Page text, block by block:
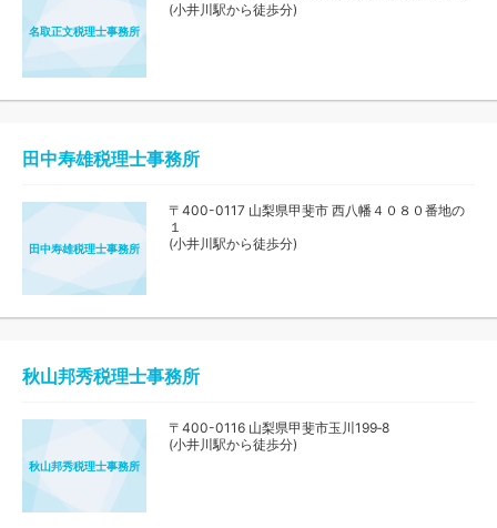
名取正文税理士事務所
(小井川駅から徒歩分)
田中寿雄税理士事務所
田中寿雄税理士事務所
〒400-0117 山梨県甲斐市 西八幡４０８０番地の
１
(小井川駅から徒歩分)
秋山邦秀税理士事務所
秋山邦秀税理士事務所
〒400-0116 山梨県甲斐市玉川199‐8
(小井川駅から徒歩分)